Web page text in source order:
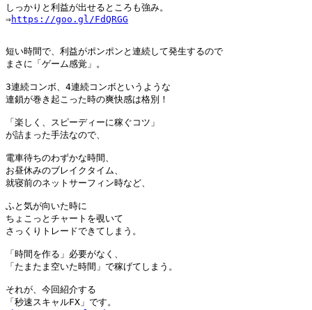
しっかりと利益が出せるところも強み。
⇒https://goo.gl/FdQRGG
短い時間で、利益がポンポンと連続して発生するので
まさに「ゲーム感覚」。
3連続コンボ、4連続コンボというような
連鎖が巻き起こった時の爽快感は格別！
「楽しく、スピーディーに稼ぐコツ」
が詰まった手法なので、
電車待ちのわずかな時間、
お昼休みのブレイクタイム、
就寝前のネットサーフィン時など、
ふと気が向いた時に
ちょこっとチャートを覗いて
さっくりトレードできてしまう。
「時間を作る」必要がなく、
「たまたま空いた時間」で稼げてしまう。
それが、今回紹介する
「秒速スキャルFX」です。